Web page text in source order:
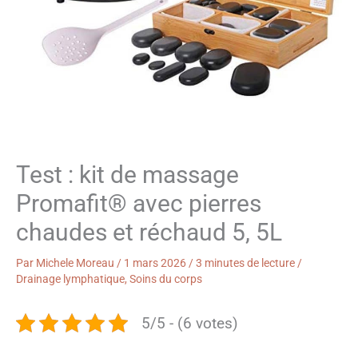
Test : kit de massage
Promafit® avec pierres
chaudes et réchaud 5, 5L
Par Michele Moreau / 1 mars 2026 /3 minutes de lecture /
Drainage lymphatique, Soins du corps
5/5 - (6 votes)